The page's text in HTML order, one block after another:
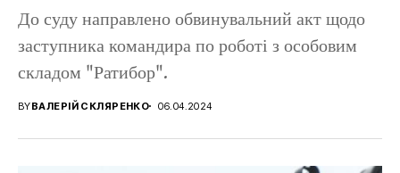
До суду направлено обвинувальний акт щодо
заступника командира по роботі з особовим
складом "Ратибор".
BYВАЛЕРІЙ СКЛЯРЕНКО 06.04.2024